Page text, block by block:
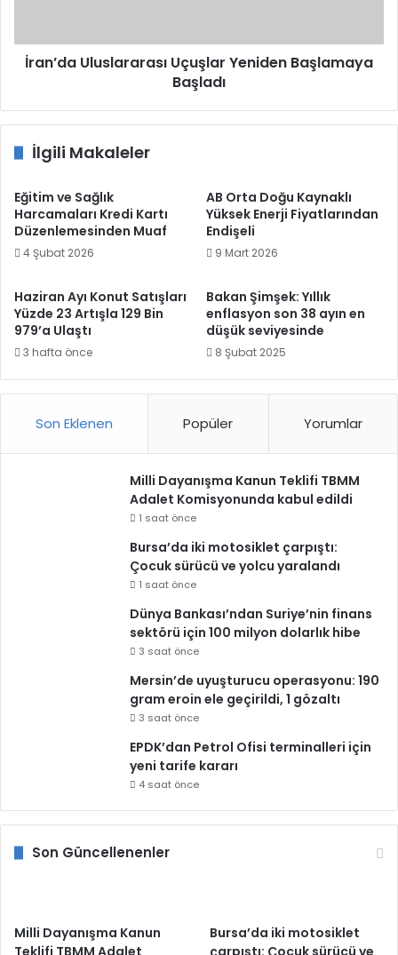
İran’da Uluslararası Uçuşlar Yeniden Başlamaya
Başladı
İlgili Makaleler
Eğitim ve Sağlık
Harcamaları Kredi Kartı
Düzenlemesinden Muaf
4 Şubat 2026
AB Orta Doğu Kaynaklı
Yüksek Enerji Fiyatlarından
Endişeli
9 Mart 2026
Haziran Ayı Konut Satışları
Yüzde 23 Artışla 129 Bin
979’a Ulaştı
3 hafta önce
Bakan Şimşek: Yıllık
enflasyon son 38 ayın en
düşük seviyesinde
8 Şubat 2025
Son Eklenen Popüler Yorumlar
Milli Dayanışma Kanun Teklifi TBMM
Adalet Komisyonunda kabul edildi
1 saat önce
Bursa’da iki motosiklet çarpıştı:
Çocuk sürücü ve yolcu yaralandı
1 saat önce
Dünya Bankası’ndan Suriye’nin finans
sektörü için 100 milyon dolarlık hibe
3 saat önce
Mersin’de uyuşturucu operasyonu: 190
gram eroin ele geçirildi, 1 gözaltı
3 saat önce
EPDK’dan Petrol Ofisi terminalleri için
yeni tarife kararı
4 saat önce
Son Güncellenenler
Milli Dayanışma Kanun
Bursa’da iki motosiklet